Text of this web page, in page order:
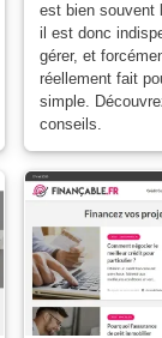
est bien souvent
il est donc
gérer, et
réellement fait
simple.
conseils.